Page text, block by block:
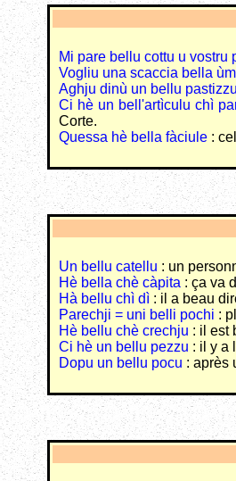
Mi pare bellu cottu u vostru
Vogliu una scaccia bella
Aghju dinù un bellu pastizzu
Ci hè un bell'artìculu chì
Corte.
Quessa hè bella fàciule :
Un bellu catellu : un
Hè bella chè càpita : ça va
Hà bellu chì dì : il a beau
Parechji = uni belli pochi :
Hè bellu chè crechju : il est
Ci hè un bellu pezzu : il y a
Dopu un bellu pocu : après